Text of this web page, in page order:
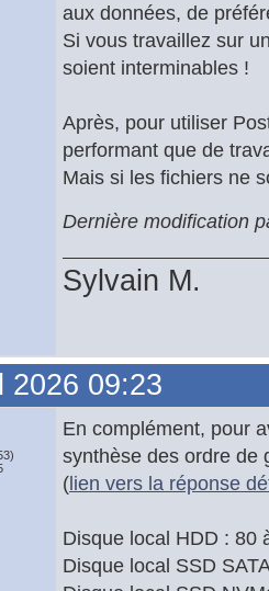
aux données, de
Si vous travaillez sur
soient interminables !
Après, pour utiliser
performant que de
Mais si les fichiers ne
Dernière modification
Sylvain M.
2026 09:23
En complément, pour
synthèse des ordre de
(lien vers la réponse
Disque local HDD : 80
Disque local SSD